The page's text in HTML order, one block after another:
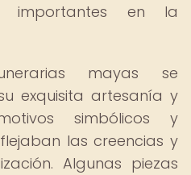
importantes en la
mayas se
exquisita artesanía y
simbólicos y
las creencias y
Algunas piezas